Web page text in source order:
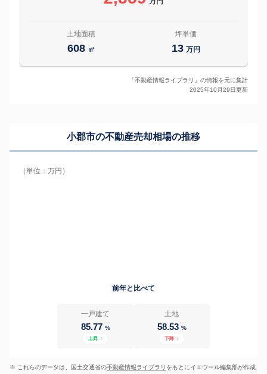
土地面積
608 ㎡
坪単価
13 万円
「不動産情報ライブラリ」の情報を元に集計
2025年10月29日更新
小郡市の不動産売却相場の推移
（単位：万円）
前年と比べて
一戸建て
85.77 %
上昇 ↑
土地
58.53 %
下降 ↓
※ これらのデータは、国土交通省の不動産情報ライブラリ をもとにイエウール編集部が作成